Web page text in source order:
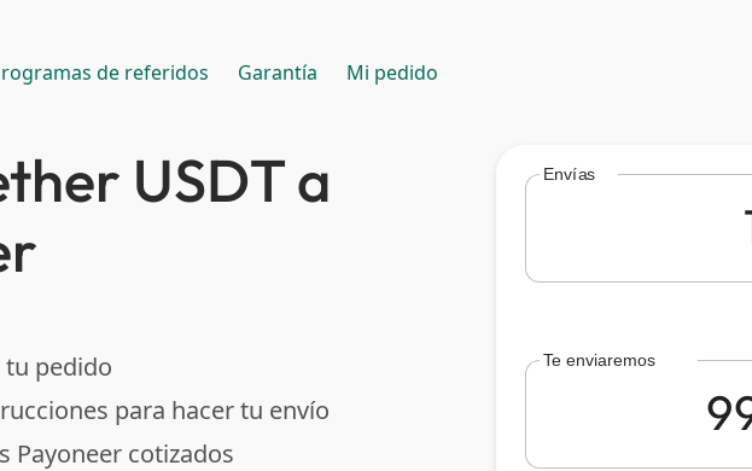
de referidos Garantía Mi pedido
USDT a
tu pedido
para hacer tu envío
Payoneer cotizados
Envías
Te enviaremos